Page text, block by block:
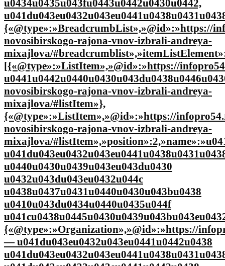
u0434u0435u043fu0443u0442u0430u0442,
{«@type»:»BreadcrumbList»,»@id»:»https://
novosibirskogo-rajona-vnov-izbrali-andreya-
mixajlova/
[{«@type»:»ListItem»,»@id»:»https://
novosibirskogo-rajona-vnov-izbrali-andreya-
mixajlova/#listItem»},
{«@type»:»ListItem»,»@id»:»https://
novosibirskogo-rajona-vnov-izbrali-andreya-
mixajlova/
u0440u0430u0439u043eu043du0430
u0432u043du043eu0432u044c
u0438u0437u0431u0440u0430u043bu0438
u0410u043du0434u0440u0435u044f
{«@type»:»Organization»,»@id»:»https://
— u041du043eu0432u043eu0441u0442u0438